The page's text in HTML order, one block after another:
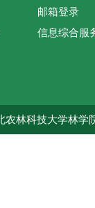
邮箱登录
信息综合服
农林科技大学林